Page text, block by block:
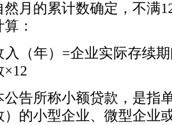
然月的累计数确定，不满
：
年）=企业实际存续期
×12
所称小额贷款，是指单
）的小型企业、微型企业